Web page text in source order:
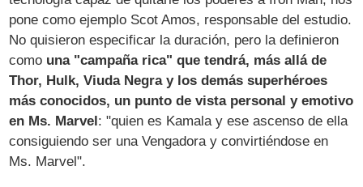
pone como ejemplo Scot Amos, responsable del estudio.
No quisieron especificar la duración, pero la definieron
como una "campaña rica" que tendrá, más allá de
Thor, Hulk, Viuda Negra y los demás superhéroes
más conocidos, un punto de vista personal y emotivo
en Ms. Marvel: "quien es Kamala y ese ascenso de ella
consiguiendo ser una Vengadora y convirtiéndose en
Ms. Marvel".